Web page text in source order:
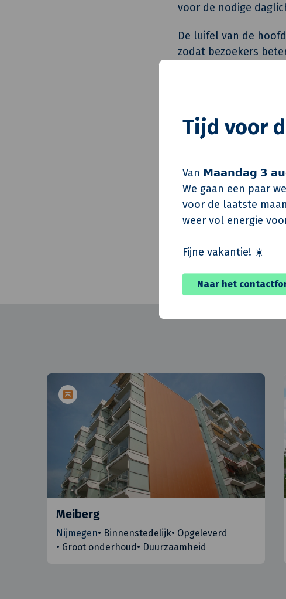
Tijd voor
Van 𝗠𝗮𝗮𝗻𝗱𝗮𝗴 𝟯
We gaan een paar
voor de laatste
weer vol energie
Fijne vakantie! ☀️
Naar het
voor de nodige
De luifel van de
zodat bezoekers
daglicht en komt er
hoofdentree beter
ontvangen in een
Architect
Constructeur
Oplevering
Meiberg
Nijmegen• Binnenstedelijk• Opgeleverd
• Groot onderhoud • Duurzaamheid